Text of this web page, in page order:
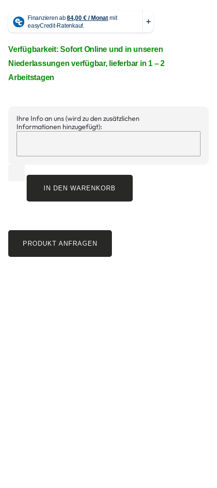
Verfügbarkeit: Sofort Online und in unseren
Niederlassungen verfügbar, lieferbar in 1 – 2
Arbeitstagen
Ihre Info an uns (wird zu den zusätzlichen
Informationen hinzugefügt):
IN DEN WARENKORB
PRODUKT ANFRAGEN